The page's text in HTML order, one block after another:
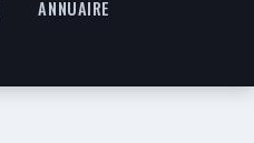
ANNUAIRE